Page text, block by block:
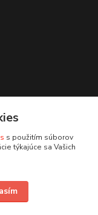
s použitím súborov
týkajúce sa Vašich